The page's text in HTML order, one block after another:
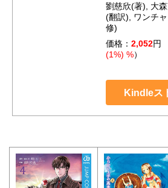
劉慈欣(著), 大
(翻訳), ワンチ
修)
価格： 2,052円
(1%) %）
Kindleス